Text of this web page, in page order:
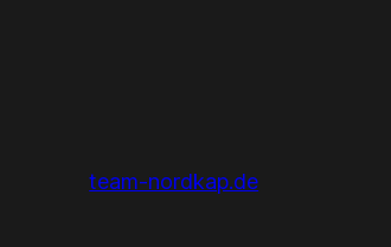
team-nordkap.de